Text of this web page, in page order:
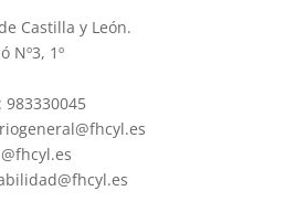
Castilla y León.
Nº3, 1º
983330045